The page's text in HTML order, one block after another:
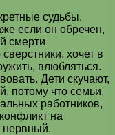
судьбы.
если он обречен,
смерти
хочет в
влюбляться.
Дети скучают,
потому что семьи,
работников,
на
нервный.